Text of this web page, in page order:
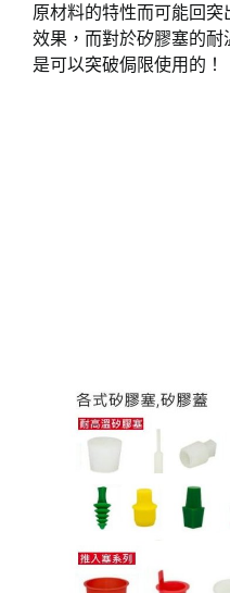
原材料的特性而可能回
效果，而對於矽膠塞的
是可以突破侷限使用的！